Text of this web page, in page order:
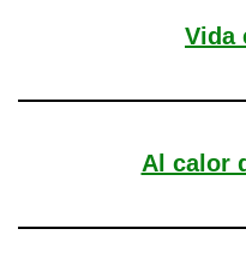
Vida
Al calor